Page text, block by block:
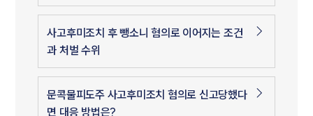
사고후미조치 후 뺑소니 혐의로 이어지는 조건
과 처벌 수위
문콕물피도주 사고후미조치 혐의로 신고당했다
면 대응 방법은?